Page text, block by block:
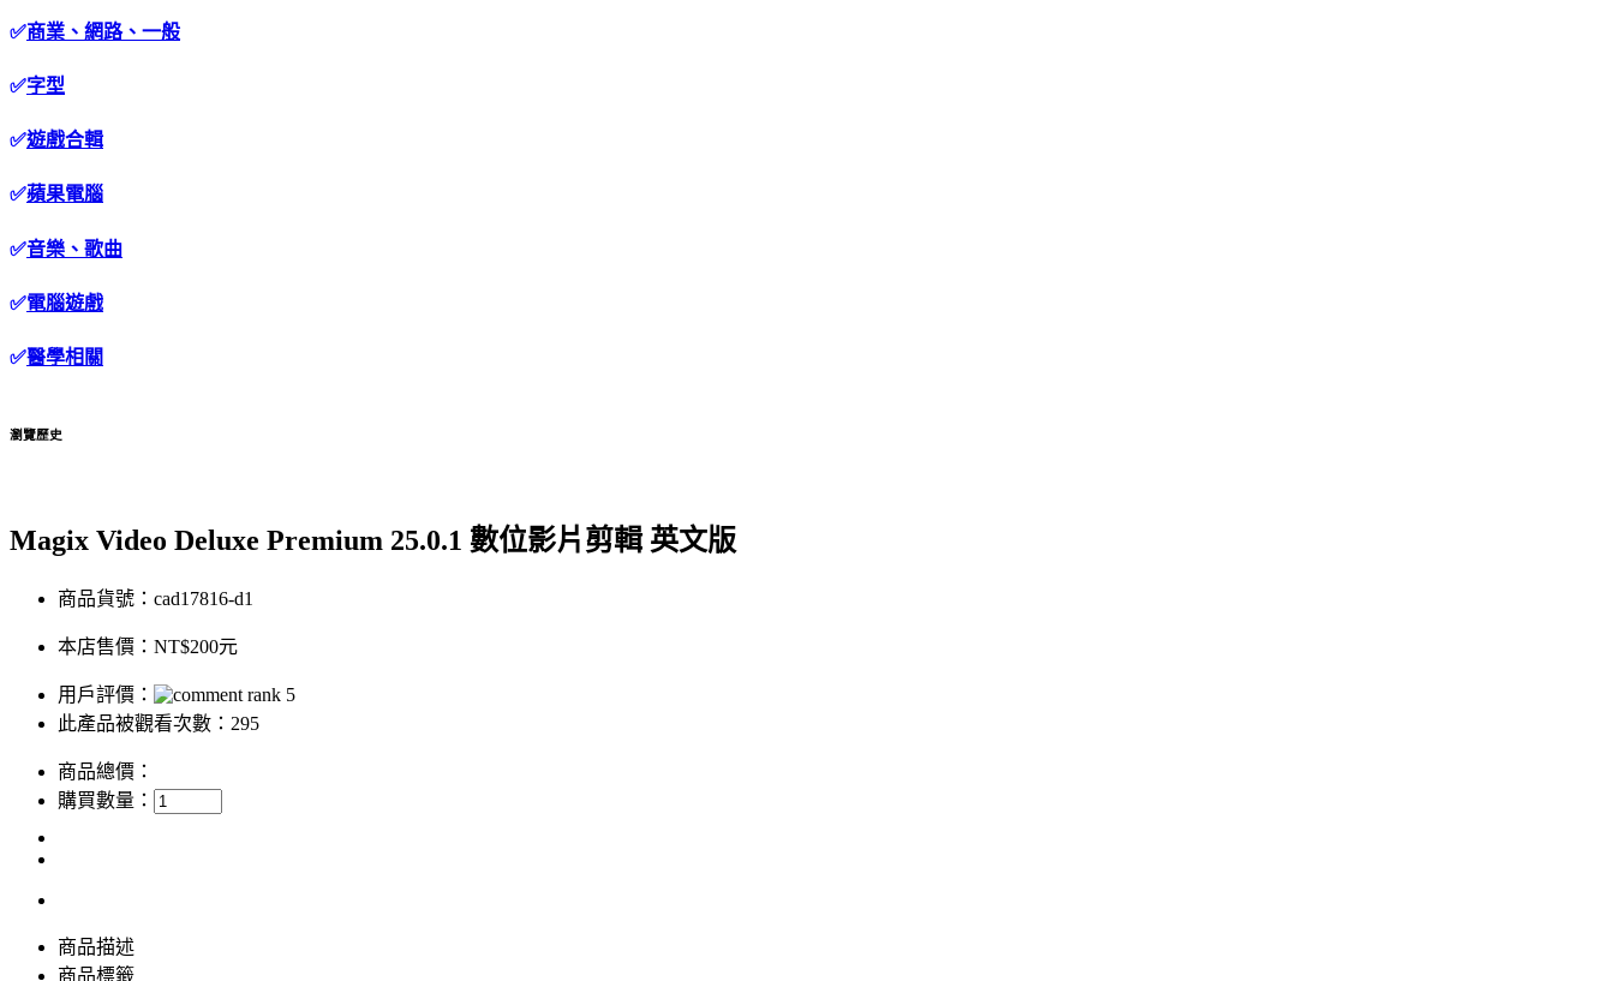
✅商業、網路、一般
✅字型
✅遊戲合輯
✅蘋果電腦
✅音樂、歌曲
✅電腦遊戲
✅醫學相關
瀏覽歷史
Magix Video Deluxe Premium 25.0.1 數位影片剪輯 英文版
商品貨號：cad17816-d1
本店售價： NT$200元
用戶評價：
此產品被觀看次數：295
商品總價：
購買數量：
商品描述
商品標籤